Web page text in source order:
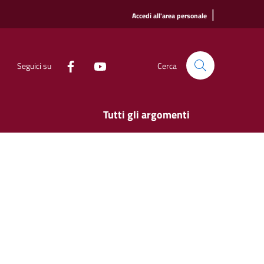
Accedi all'area personale |
Seguici su Cerca
Tutti gli argomenti